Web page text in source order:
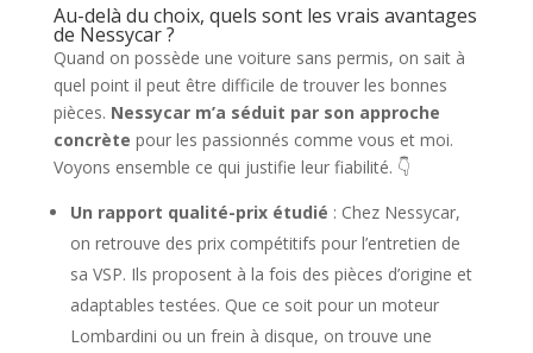
Au-delà du choix, quels sont les vrais avantages
de Nessycar ?
Quand on possède une voiture sans permis, on sait à
quel point il peut être difficile de trouver les bonnes
pièces. Nessycar m’a séduit par son approche
concrète pour les passionnés comme vous et moi.
Voyons ensemble ce qui justifie leur fiabilité. 👇
Un rapport qualité-prix étudié : Chez Nessycar,
on retrouve des prix compétitifs pour l’entretien de
sa VSP. Ils proposent à la fois des pièces d’origine et
adaptables testées. Que ce soit pour un moteur
Lombardini ou un frein à disque, on trouve une